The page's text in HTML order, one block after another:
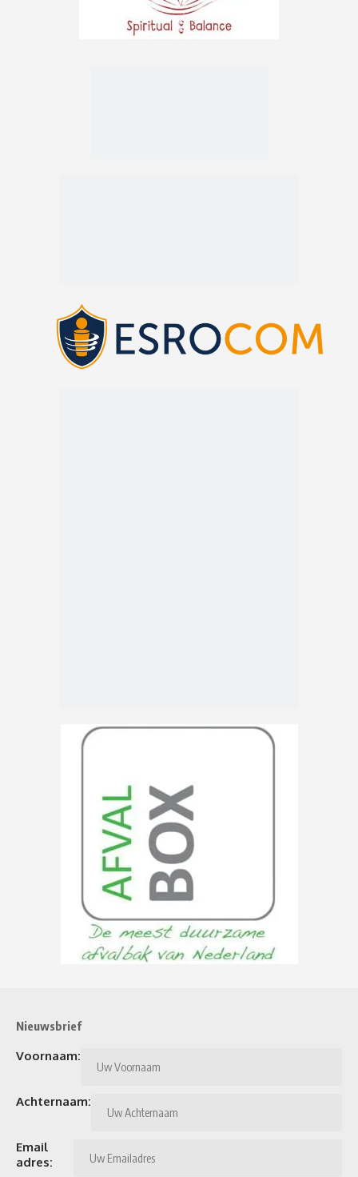
Nieuwsbrief
Voornaam:
Achternaam:
Email
adres: